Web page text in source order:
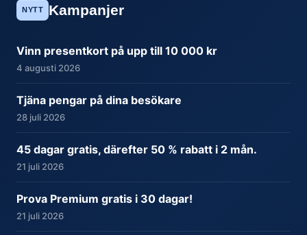
NYTT Kampanjer
Vinn presentkort på upp till 10 000 kr
4 augusti 2026
Tjäna pengar på dina besökare
28 juli 2026
45 dagar gratis, därefter 50 % rabatt i 2 mån.
21 juli 2026
Prova Premium gratis i 30 dagar!
21 juli 2026